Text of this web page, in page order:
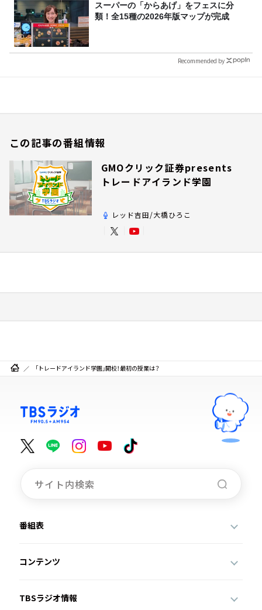
スーパーの「からあげ」をフェスに分
類！全15種の2026年版マップが完成
Recommended by
この記事の番組情報
GMOクリック証券presents
トレードアイランド学園
レッド吉田/大橋ひろこ
「トレードアイランド学園」開校！最初の授業は？
番組表
コンテンツ
TBSラジオ情報